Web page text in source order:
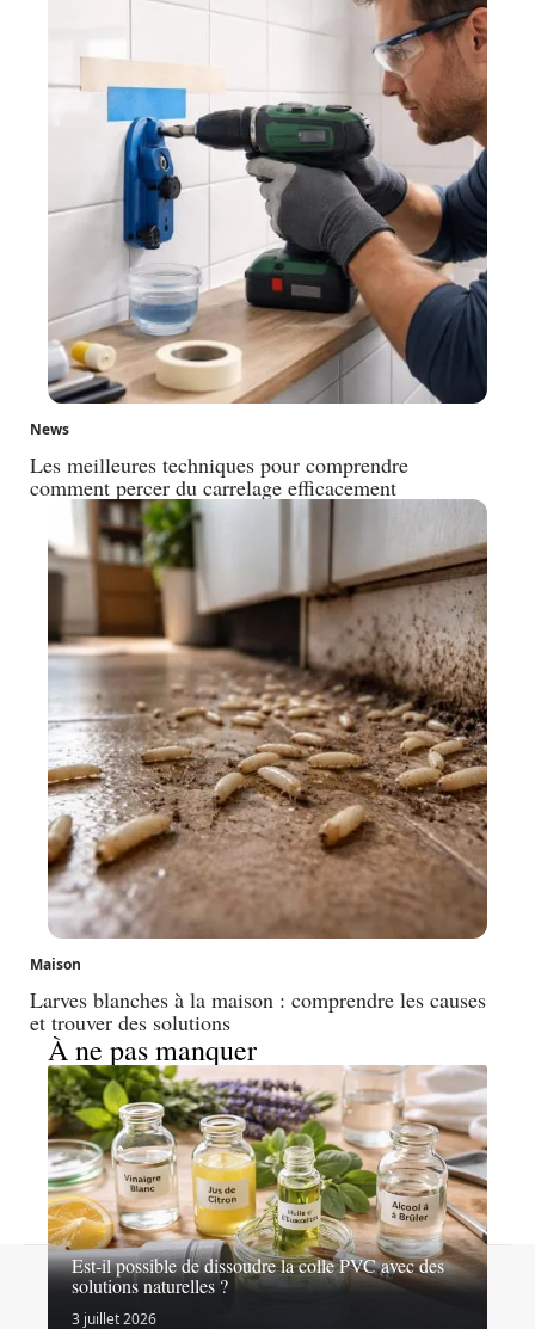
News
Les meilleures techniques pour comprendre
comment percer du carrelage efficacement
Maison
Larves blanches à la maison : comprendre les causes
et trouver des solutions
À ne pas manquer
Est-il possible de dissoudre la colle PVC avec des
solutions naturelles ?
3 juillet 2026
Contact Mentions légales Sitemap